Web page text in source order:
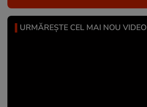
URMĂREȘTE CEL MAI NOU VIDEO